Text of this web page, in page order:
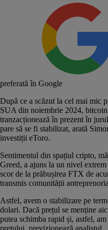
preferată în Google
După ce a scăzut la cel mai mic
SUA din noiembrie 2024,
tranzacționează în prezent în
pare să se fi stabilizat, arată
investiții eToro.
Sentimentul din spațiul cripto,
Greed, a ajuns la un nivel
scor de la prăbușirea FTX de
transmis comunității
Astfel, avem o stabilizare pe
dolari. Dacă prețul se menține
putea schimba rapid și, astfel,
prețului, previzionează analistul.